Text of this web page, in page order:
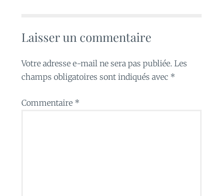
Laisser un commentaire
Votre adresse e-mail ne sera pas publiée. Les
champs obligatoires sont indiqués avec *
Commentaire *